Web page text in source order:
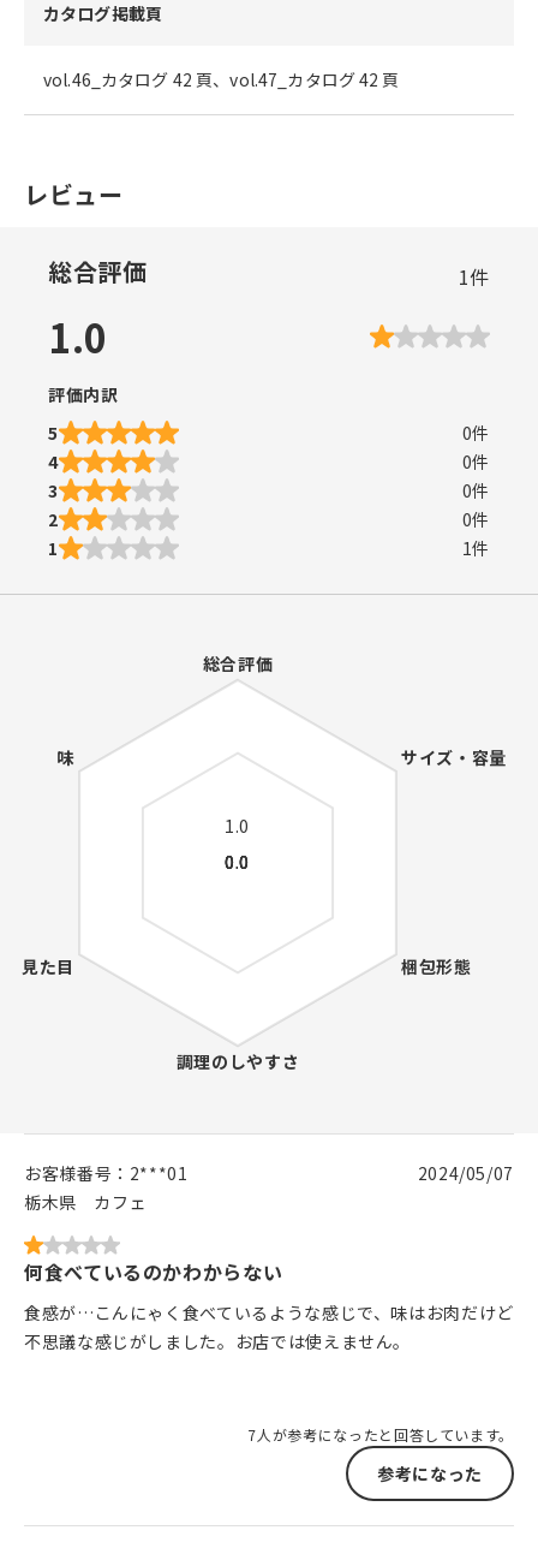
カタログ掲載頁
vol.46_カタログ 42 頁、vol.47_カタログ 42 頁
レビュー
総合評価 1件
1.0
評価内訳
5
0件
4
0件
3
0件
2
0件
1
1件
お客様番号： 2***01
栃木県
カフェ
2024/05/07
何食べているのかわからない
食感が…こんにゃく食べているような感じで、味はお肉だけど
不思議な感じがしました。お店では使えません。
7人が参考になったと回答しています。
参考になった